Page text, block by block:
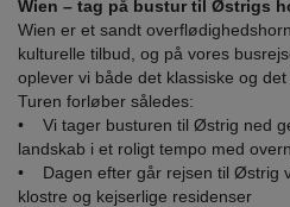
Wien – tag på bustur til Østrigs
Wien er et sandt
kulturelle tilbud, og på vores
oplever vi både det klassiske og det
Turen forløber således:
• Vi tager busturen til Østrig ned
landskab i et roligt tempo med
• Dagen efter går rejsen til Østrig
klostre og kejserlige residenser